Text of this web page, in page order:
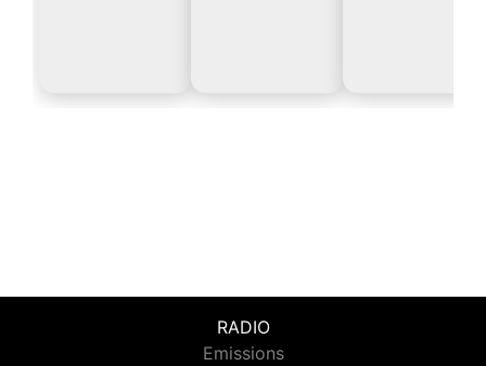
RADIO
Emissions